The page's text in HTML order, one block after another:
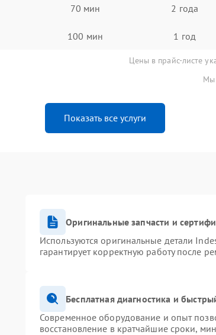
70 мин 2 года
100 мин 1 год
Цены в прайс-листе
Мы
Показать все услуги
Оригинальные запчасти и
Используются оригинальные детали
гарантирует корректную работу после
Бесплатная диагностика и
Современное оборудование и опыт
восстановление в кратчайшие сроки,